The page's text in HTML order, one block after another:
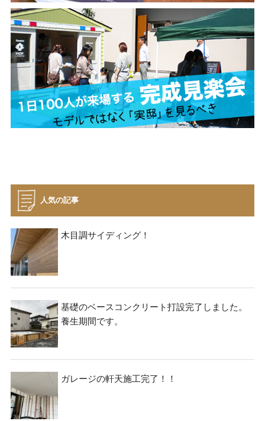
人気の記事
木目調サイディング！
基礎のベースコンクリート打設完了しました。
養生期間です。
ガレージの軒天施工完了！！
本気注文住宅なら群馬の工務店｜楽屋（がくや）
お問い合わせ
(受付／10:00～18:00)
楽屋トップ アクセス 会社概要
資料請求 見楽会